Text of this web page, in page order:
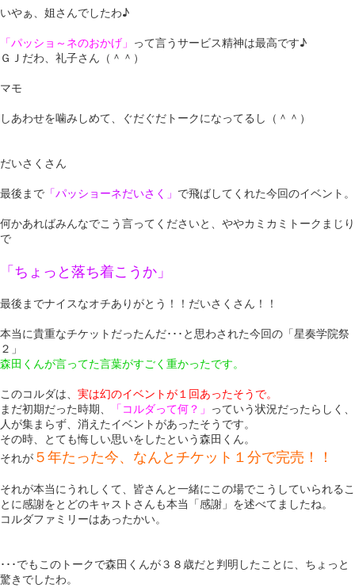
いやぁ、姐さんでしたわ♪
「パッショ～ネのおかげ」 って言うサービス精神は最高です♪
ＧＪだわ、礼子さん（＾＾）
マモ
しあわせを噛みしめて、ぐだぐだトークになってるし（＾＾）
だいさくさん
最後まで 「パッショーネだいさく」 で飛ばしてくれた今回のイベント。
何かあればみんなでこう言ってくださいと、ややカミカミトークまじり
で
「ちょっと落ち着こうか」
最後までナイスなオチありがとう！！だいさくさん！！
本当に貴重なチケットだったんだ･･･と思わされた今回の「星奏学院祭
２」
森田くんが言ってた言葉がすごく重かったです。
このコルダは、 実は幻のイベントが１回あったそうで。
まだ初期だった時期、
「コルダって何？」 っていう状況だったらしく、
人が集まらず、消えたイベントがあったそうです。
その時、とても悔しい思いをしたという森田くん。
それが ５年たった今、なんとチケット１分で完売！！
それが本当にうれしくて、皆さんと一緒にこの場でこうしていられるこ
とに感謝をとどのキャストさんも本当「感謝」を述べてましたね。
コルダファミリーはあったかい。
･･･でもこのトークで森田くんが３８歳だと判明したことに、ちょっと
驚きでしたわ。